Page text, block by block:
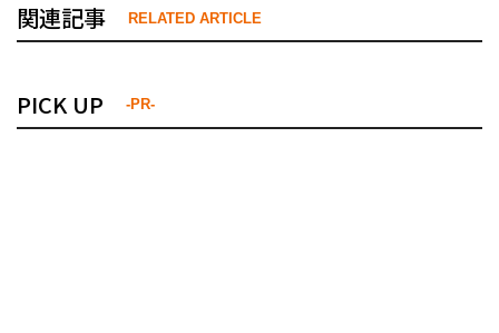
関連記事 RELATED ARTICLE
PICK UP -PR-